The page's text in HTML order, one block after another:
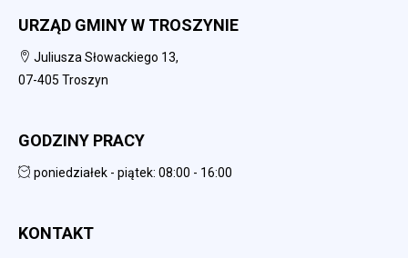
URZĄD GMINY W TROSZYNIE
Juliusza Słowackiego 13,
07-405 Troszyn
GODZINY PRACY
poniedziałek - piątek: 08:00 - 16:00
KONTAKT